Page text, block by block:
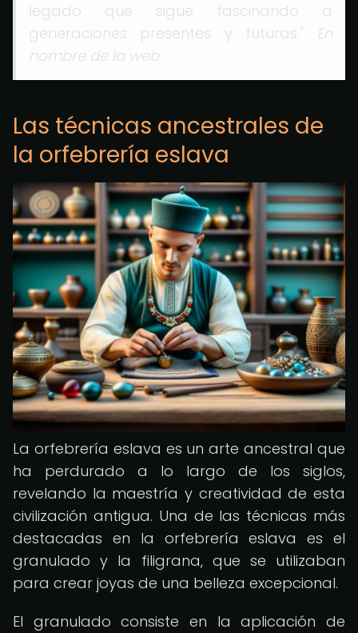
legado que sigue fascinando a
generaciones presentes y futuras." En
nombre de la web
Las técnicas ancestrales de
la orfebrería eslava
La orfebrería eslava es un arte ancestral que
ha perdurado a lo largo de los siglos,
revelando la maestría y creatividad de esta
civilización antigua. Una de las técnicas más
destacadas en la orfebrería eslava es el
granulado y la filigrana, que se utilizaban
para crear joyas de una belleza excepcional.
El granulado consiste en la aplicación de